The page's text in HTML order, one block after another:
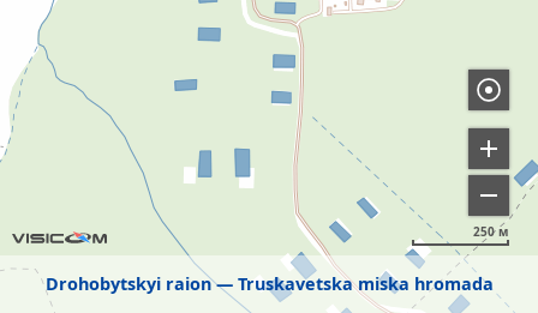
Drohobytskyi raion Truskavetska miska hromada
250 м